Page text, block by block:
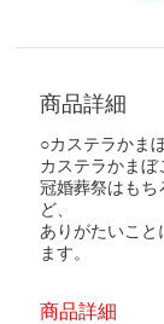
商品詳細
○カステラかま
カステラかまぼ
冠婚葬祭はもち
ど、
ありがたいこ
ます。
商品詳細